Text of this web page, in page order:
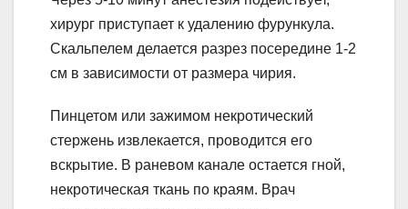
хирург приступает к удалению фурункула.
Скальпелем делается разрез посередине 1-2
см в зависимости от размера чирия.
Пинцетом или зажимом некротический
стержень извлекается, проводится его
вскрытие. В раневом канале остается гной,
некротическая ткань по краям. Врач